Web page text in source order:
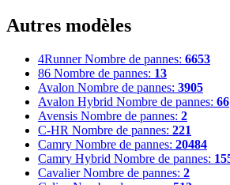
Autres modèles
4Runner Nombre de pannes: 6653
86 Nombre de pannes: 13
Avalon Nombre de pannes: 3905
Avalon Hybrid Nombre de pannes: 66
Avensis Nombre de pannes: 2
C-HR Nombre de pannes: 221
Camry Nombre de pannes: 20484
Camry Hybrid Nombre de pannes:
Cavalier Nombre de pannes: 2